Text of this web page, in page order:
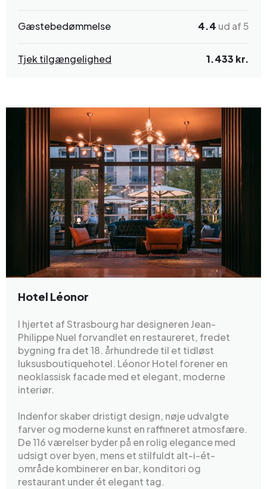
Gæstebedømmelse 4.4 ud af 5
Tjek tilgængelighed 1.433 kr.
Hotel Léonor
I hjertet af Strasbourg har designeren Jean-
Philippe Nuel forvandlet en restaureret, fredet
bygning fra det 18. århundrede til et tidløst
luksusboutiquehotel. Léonor Hotel forener en
neoklassisk facade med et elegant, moderne
interiør.
Indenfor skaber dristigt design, nøje udvalgte
farver og moderne kunst en raffineret atmosfære.
De 116 værelser byder på en rolig elegance med
udsigt over byen, mens et stilfuldt alt-i-ét-
område kombinerer en bar, konditori og
restaurant under ét elegant tag.